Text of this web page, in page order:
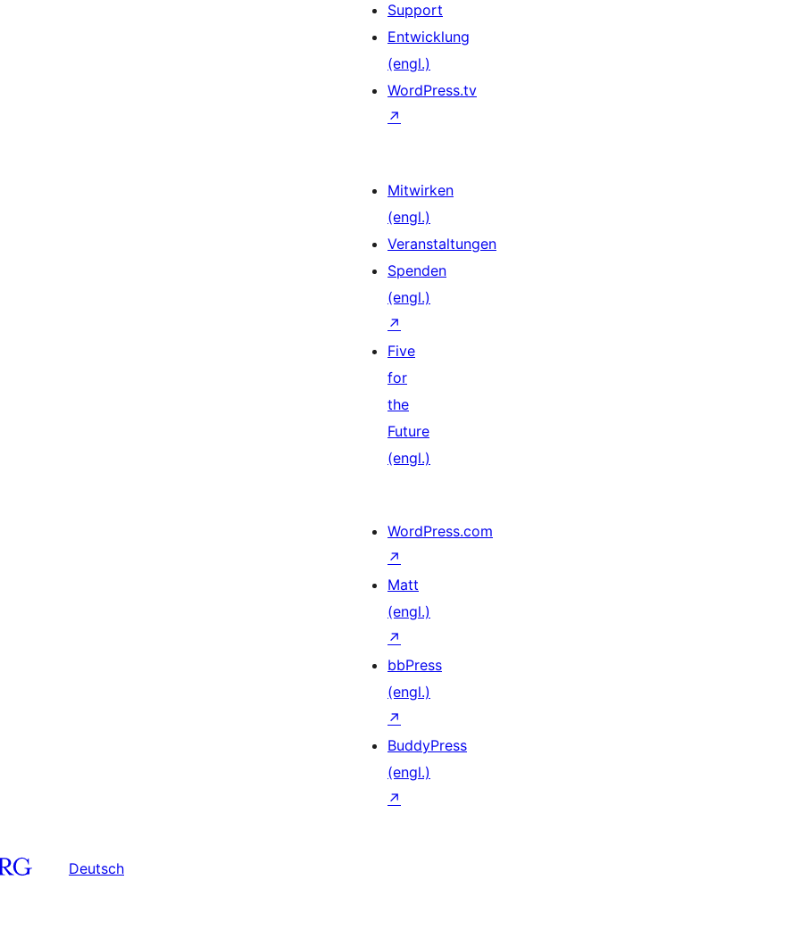
Support
Entwicklung
(engl.)
WordPress.tv
↗
Mitwirken
(engl.)
Veranstaltungen
Spenden
(engl.)
↗
Five
for
the
Future
(engl.)
WordPress.com
↗
Matt
(engl.)
↗
bbPress
(engl.)
↗
BuddyPress
(engl.)
↗
Deutsch